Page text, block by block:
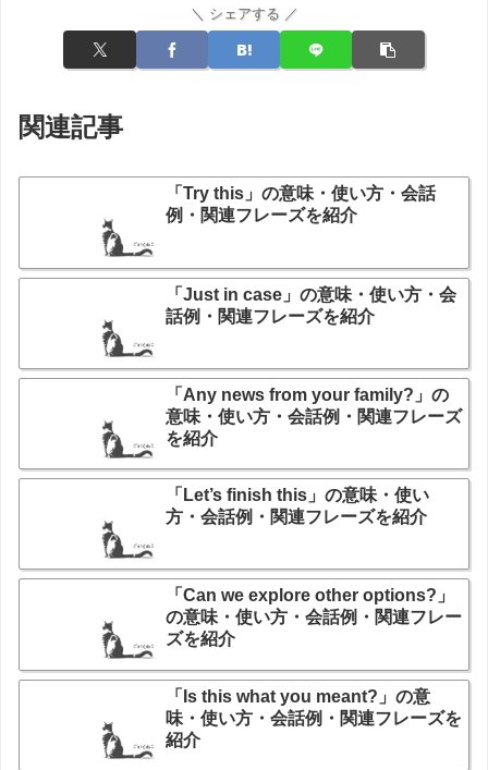
＼ シェアする ／
関連記事
「Try this」の意味・使い方・会話
例・関連フレーズを紹介
「Just in case」の意味・使い方・会
話例・関連フレーズを紹介
「Any news from your family?」の
意味・使い方・会話例・関連フレーズ
を紹介
「Let’s finish this」の意味・使い
方・会話例・関連フレーズを紹介
「Can we explore other options?」
の意味・使い方・会話例・関連フレー
ズを紹介
「Is this what you meant?」の意
味・使い方・会話例・関連フレーズを
紹介